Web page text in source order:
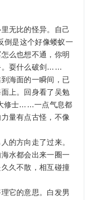
无比的怪异。自己
倒是这个好像蝼蚁一
么也想不通，你明
。耍什么破剑……
海面的一瞬间，已
上。回身看了吴勉
修士……一点气息都
量有点古怪，不像
方向走了过来。
水都会出来一圈一
久不散，相互碰撞
它的意思。白发男